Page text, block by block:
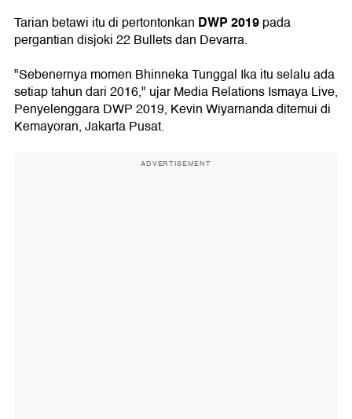
Tarian betawi itu di pertontonkan DWP 2019pada
pergantian disjoki 22 Bullets dan Devarra.
"Sebenernya momen Bhinneka Tunggal Ika itu selalu ada
setiap tahun dari 2016," ujar Media Relations Ismaya Live,
Penyelenggara DWP 2019, Kevin Wiyarnanda ditemui di
Kemayoran, Jakarta Pusat.
ADVERTISEMENT